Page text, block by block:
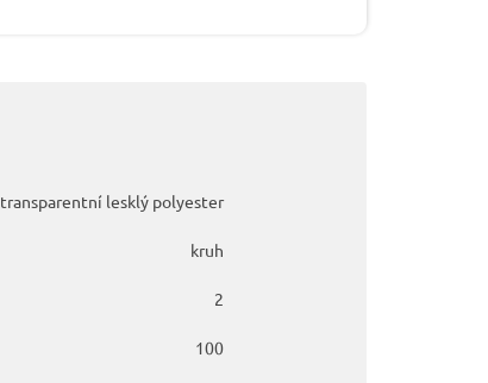
transparentní lesklý polyester
kruh
2
100